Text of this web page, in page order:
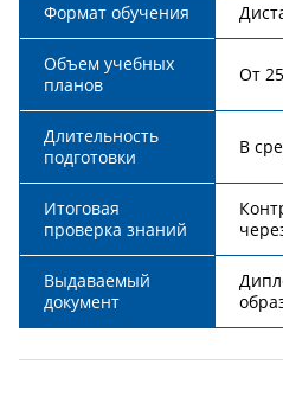
Формат обучения
Объем учебных
планов
От
Длительность
подготовки
В
Итоговая
проверка знаний
Выдаваемый
документ